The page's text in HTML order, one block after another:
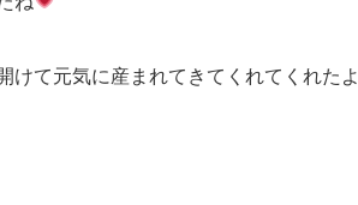
けて元気に産まれてきてくれてくれたよ